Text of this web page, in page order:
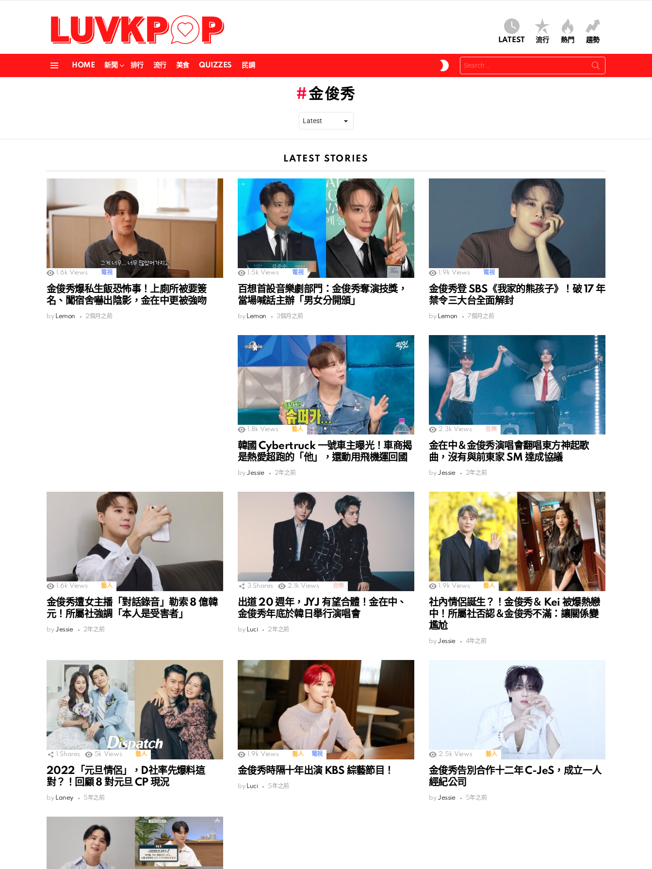
LATEST 流行 熱門 趨勢
HOME 新聞 排行 流行 美食 QUIZZES 民調
SKIN
Search
for:
金俊秀
LATEST STORIES
1.6k Views 電視
金俊秀爆私生飯恐怖事！上廁所被要簽
名、闖宿舍嚇出陰影，金在中更被強吻
by Lemon 2個月之前
1.5k Views 電視
百想首設音樂劇部門：金俊秀奪演技獎，
當場喊話主辦「男女分開頒」
by Lemon 3個月之前
1.9k Views 電視
金俊秀登 SBS《我家的熊孩子》！破 17 年
禁令三大台全面解封
by Lemon 7個月之前
1.8k Views 藝人
韓國 Cybertruck 一號車主曝光！車商揭
是熱愛超跑的「他」，還動用飛機運回國
by Jessie 2年之前
2.3k Views 音樂
金在中＆金俊秀演唱會翻唱東方神起歌
曲，沒有與前東家 SM 達成協議
by Jessie 2年之前
1.6k Views 藝人
金俊秀遭女主播「對話錄音」勒索 8 億韓
元！所屬社強調「本人是受害者」
by Jessie 2年之前
3 Shares 2.1k Views 音樂
出道 20 週年，JYJ 有望合體！金在中、
金俊秀年底於韓日舉行演唱會
by Luci 2年之前
1.9k Views 藝人
社內情侶誕生？！金俊秀＆ Kei 被爆熱戀
中！所屬社否認＆金俊秀不滿：讓關係變
尷尬
by Jessie 4年之前
Shares 5k Views 藝人
2022「元旦情侶」，D社率先爆料這
對？！回顧 8 對元旦 CP 現況
by Laney 5年之前
1.9k Views 藝人 電視
金俊秀時隔十年出演 KBS 綜藝節目！
by Luci 5年之前
2.5k Views 藝人
金俊秀告別合作十二年 C-JeS，成立一人
經紀公司
by Jessie 5年之前